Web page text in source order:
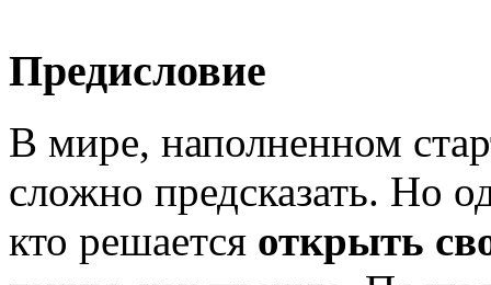
Предисловие
В мире, наполненном
сложно предсказать. Но
кто решается открыть